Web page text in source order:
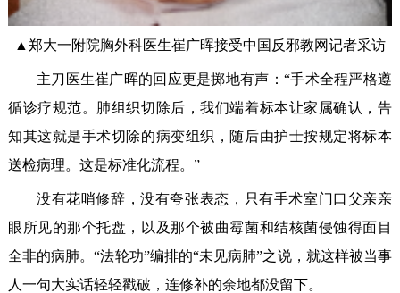
▲郑大一附院胸外科医生崔广晖接受中国反邪教网记者采访
主刀医生崔广晖的回应更是掷地有声：“手术全程严格遵
循诊疗规范。肺组织切除后，我们端着标本让家属确认，告
知其这就是手术切除的病变组织，随后由护士按规定将标本
送检病理。这是标准化流程。”
没有花哨修辞，没有夸张表态，只有手术室门口父亲亲
眼所见的那个托盘，以及那个被曲霉菌和结核菌侵蚀得面目
全非的病肺。“法轮功”编排的“未见病肺”之说，就这样被当事
人一句大实话轻轻戳破，连修补的余地都没留下。